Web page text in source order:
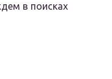
в поисках